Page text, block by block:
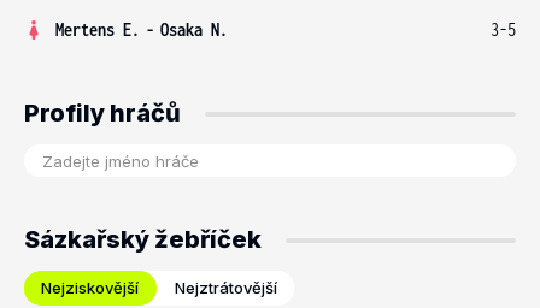
Mertens E. - Osaka N. 3-5
Profily hráčů
Sázkařský žebříček
Nejziskovější Nejztrátovější